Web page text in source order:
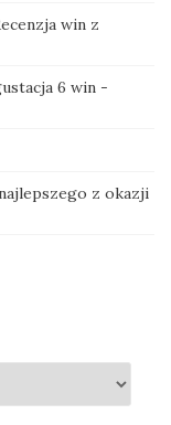
win z
6 win -
z okazji